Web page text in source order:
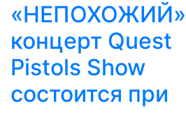
«НЕПОХОЖИЙ»
концерт Quest
Pistols Show
состоится при